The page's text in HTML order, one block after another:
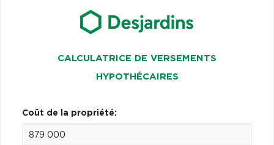
CALCULATRICE DE VERSEMENTS
HYPOTHÉCAIRES
Coût de la propriété: